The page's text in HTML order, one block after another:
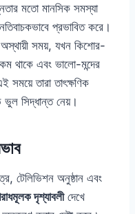
মতো মানসিক সমস্যা
প্রভাবিত করে।
সময়, যখন কিশোর-
থাকে এবং ভালো-মন্দের
সময়ে তারা তাৎক্ষণিক
ভুল সিদ্ধান্ত নেয়।
টেলিভিশন অনুষ্ঠান এবং
দৃশ্যাবলীদেখে